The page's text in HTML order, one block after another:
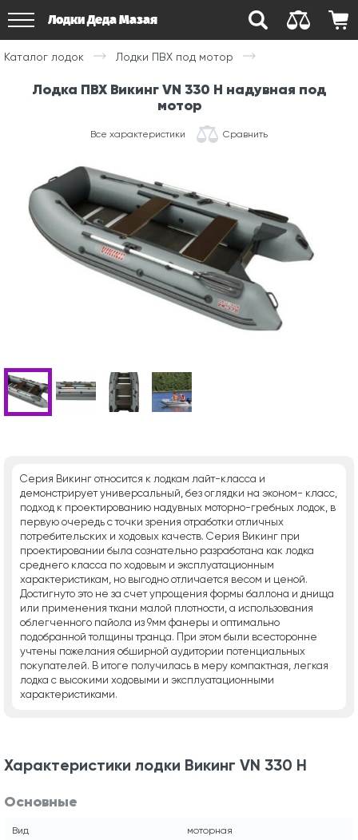
Лодки Деда Мазая
Каталог лодок Лодки ПВХ под мотор
Лодка ПВХ Викинг VN 330 H надувная под
мотор
Все характеристики Сравнить
Серия Викинг относится к лодкам лайт-класса и
демонстрирует универсальный, без оглядки на эконом- класс,
подход к проектированию надувных моторно-гребных лодок, в
первую очередь с точки зрения отработки отличных
потребительских и ходовых качеств. Серия Викинг при
проектировании была сознательно разработана как лодка
среднего класса по ходовым и эксплуатационным
характеристикам, но выгодно отличается весом и ценой.
Достигнуто это не за счет упрощения формы баллона и днища
или применения ткани малой плотности, а использования
облегченного пайола из 9мм фанеры и оптимально
подобранной толщины транца. При этом были всесторонне
учтены пожелания обширной аудитории потенциальных
покупателей. В итоге получилась в меру компактная, легкая
лодка с высокими ходовыми и эксплуатационными
характеристиками.
Характеристики лодки Викинг VN 330 H
Основные
Вид моторная